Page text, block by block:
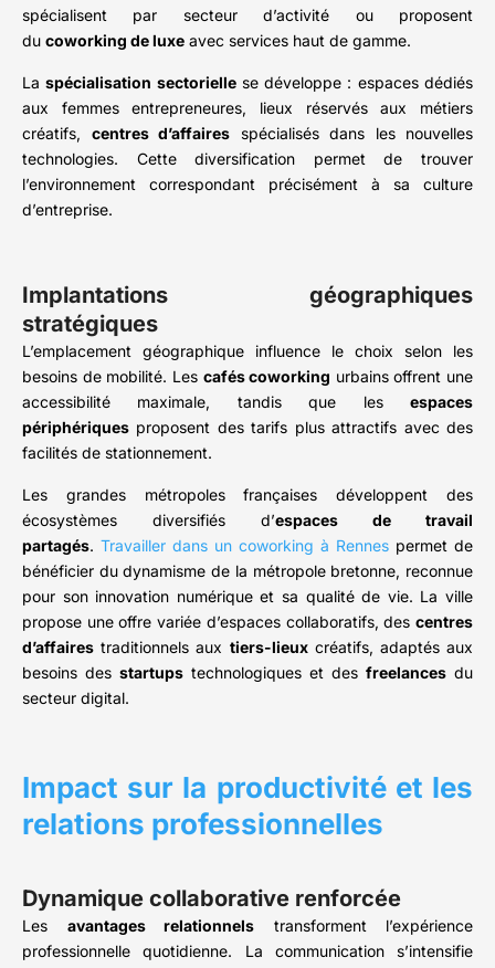
spécialisent par secteur d’activité ou proposent
du coworking de luxe avec services haut de gamme.
Laspécialisation sectoriellese développe : espaces dédiés
aux femmes entrepreneures, lieux réservés aux métiers
créatifs, centres d’affaires spécialisés dans les nouvelles
technologies. Cette diversification permet de trouver
l’environnement correspondant précisément à sa culture
d’entreprise.
Implantations géographiques
stratégiques
L’emplacement géographique influence le choix selon les
besoins de mobilité. Les cafés coworking urbains offrent une
accessibilité maximale, tandis que les espaces
périphériques proposent des tarifs plus attractifs avec des
facilités de stationnement.
Les grandes métropoles françaises développent des
écosystèmes diversifiés d’espaces de travail
partagés. Travailler dans un coworking à Rennes permet de
bénéficier du dynamisme de la métropole bretonne, reconnue
pour son innovation numérique et sa qualité de vie. La ville
propose une offre variée d’espaces collaboratifs, des centres
d’affaires traditionnels aux tiers-lieuxcréatifs, adaptés aux
besoins des startups technologiques et des freelances du
secteur digital.
Impact sur la productivité et les
relations professionnelles
Dynamique collaborative renforcée
Les avantages relationnels transforment l’expérience
professionnelle quotidienne. La communication s’intensifie